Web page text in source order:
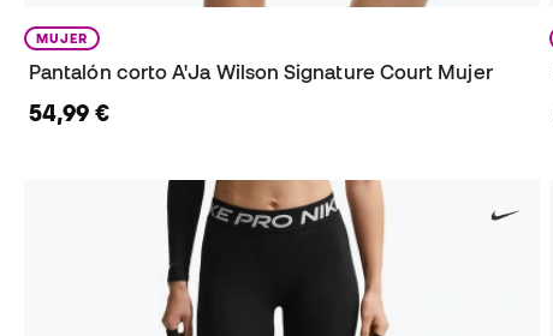
MUJER
Pantalón corto A'Ja Wilson Signature Court Mujer
54,99 €